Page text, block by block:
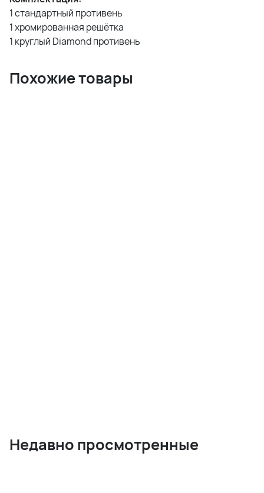
1 стандартный противень
1 хромированная решётка
1 круглый Diamond противень
Похожие товары
Недавно просмотренные